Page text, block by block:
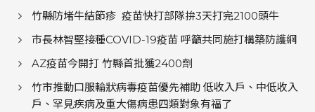
竹縣防堵牛結節疹 疫苗快打部隊拚3天打完2100頭牛
市長林智堅接種COVID-19疫苗 呼籲共同施打構築防護網
AZ疫苗今開打 竹縣首批獲2400劑
竹市推動口服輪狀病毒疫苗優先補助 低收入戶、中低收入
戶、罕見疾病及重大傷病患四類對象有福了